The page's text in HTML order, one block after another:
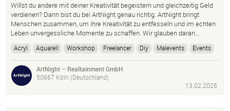
Willst du andere mit deiner Kreativität begeistern und gleichzeitig Geld
verdienen? Dann bist du bei ArtNight genau richtig. ArtNight bringt
Menschen zusammen, um ihre Kreativität zu entfesseln und im echten
Leben unvergessliche Momente zu schaffen. Wir glauben daran…
Acryl Aquarell Workshop Freelancer Diy Malevents
Events
Host
ArtNight – Realtainment GmbH
50667 Köln (Deutschland)
13.02.2026